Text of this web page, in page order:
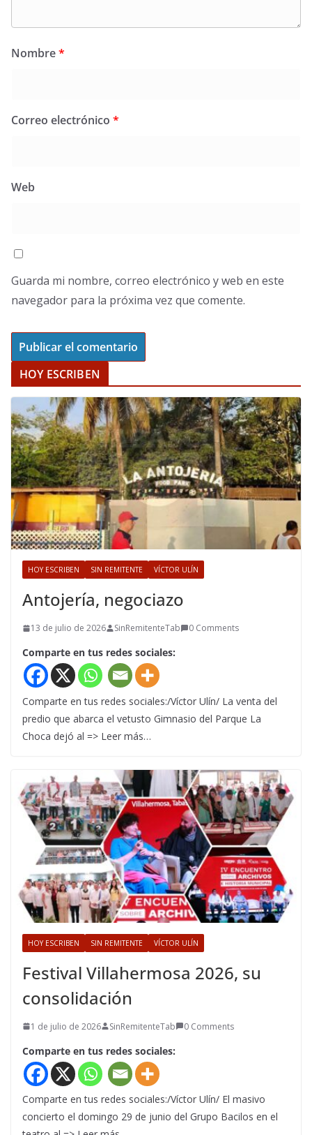
Nombre*
Correo electrónico *
Web
Guarda mi nombre, correo electrónico y web en este
navegador para la próxima vez que comente.
HOY ESCRIBEN
HOY ESCRIBEN SIN REMITENTE VÍCTOR ULÍN
Antojería, negociazo
13 de julio de 2026 SinRemitenteTab 0 Comments
Comparte en tus redes sociales:
Comparte en tus redes sociales:/Víctor Ulín/ La venta del
predio que abarca el vetusto Gimnasio del Parque La
Choca dejó al => Leer más…
HOY ESCRIBEN SIN REMITENTE VÍCTOR ULÍN
Festival Villahermosa 2026, su
consolidación
1 de julio de 2026 SinRemitenteTab 0 Comments
Comparte en tus redes sociales:
Comparte en tus redes sociales:/Víctor Ulín/ El masivo
concierto el domingo 29 de junio del Grupo Bacilos en el